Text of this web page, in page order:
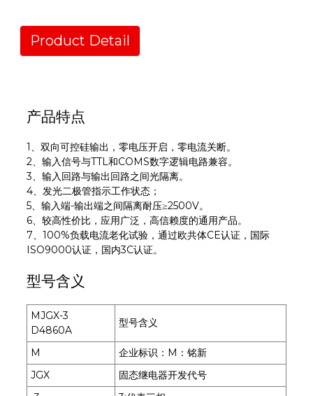
Product Detail
产品特点
1、双向可控硅输出，零电压开启，零电流关断。
2、输入信号与TTL和COMS数字逻辑电路兼容。
3、输入回路与输出回路之间光隔离。
4、发光二极管指示工作状态；
5、输入端-输出端之间隔离耐压≥2500V。
6、较高性价比，应用广泛，高信赖度的通用产品。
7、100%负载电流老化试验，通过欧共体CE认证，国际
ISO9000认证，国内3C认证。
型号含义
MJGX-3
D4860A
型号含义
M
企业标识：M：铭新
JGX
固态继电器开发代号